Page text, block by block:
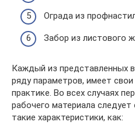
Ограда из
Забор из листового
Каждый из представленных
ряду параметров, имеет
практике. Во всех случаях
рабочего материала
такие характеристики, как: